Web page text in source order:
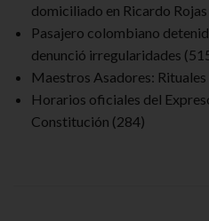
domiciliado en Ricardo Rojas
Pasajero colombiano
denunció irregularidades
Maestros Asadores:
Horarios oficiales del
Constitución (284)